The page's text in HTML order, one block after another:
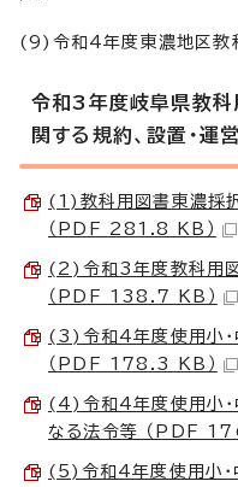
(9)令和4年度東濃地区教
令和3年度岐阜県教科
関する規約、設置・運
(1)教科用図書東濃採
（PDF 281.8 KB）
(2)令和3年度教科用図
（PDF 138.7 KB）
(3)令和4年度使用小・
（PDF 178.3 KB）
(4)令和4年度使用小・
なる法令等 （PDF
(5)令和4年度使用小・